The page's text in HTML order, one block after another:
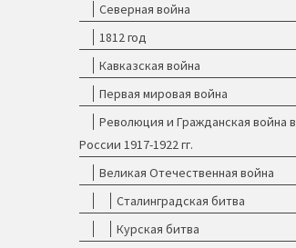
Северная война
1812 год
Кавказская война
Первая мировая война
Революция и Гражданская война в
России 1917-1922 гг.
Великая Отечественная война
Сталинградская битва
Курская битва